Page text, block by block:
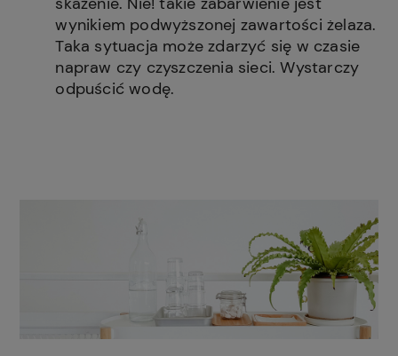
wynikiem podwyższonej zawartości żelaza.
Taka sytuacja może zdarzyć się w czasie
napraw czy czyszczenia sieci. Wystarczy
odpuścić wodę.